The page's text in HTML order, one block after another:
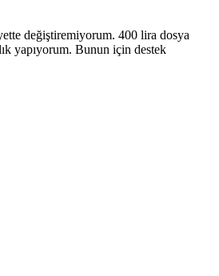
değiştiremiyorum. 400 lira dosya
yapıyorum. Bunun için destek